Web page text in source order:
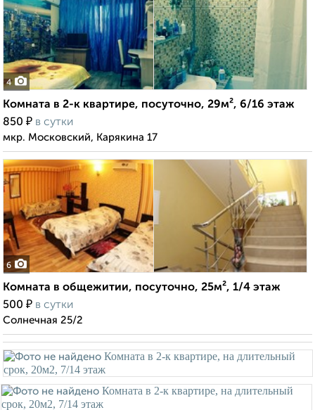
4
Комната в 2-к квартире, посуточно, 29м², 6/16 этаж
850 ₽ в сутки
мкр. Московский, Карякина 17
6
Комната в общежитии, посуточно, 25м², 1/4 этаж
500 ₽ в сутки
Солнечная 25/2